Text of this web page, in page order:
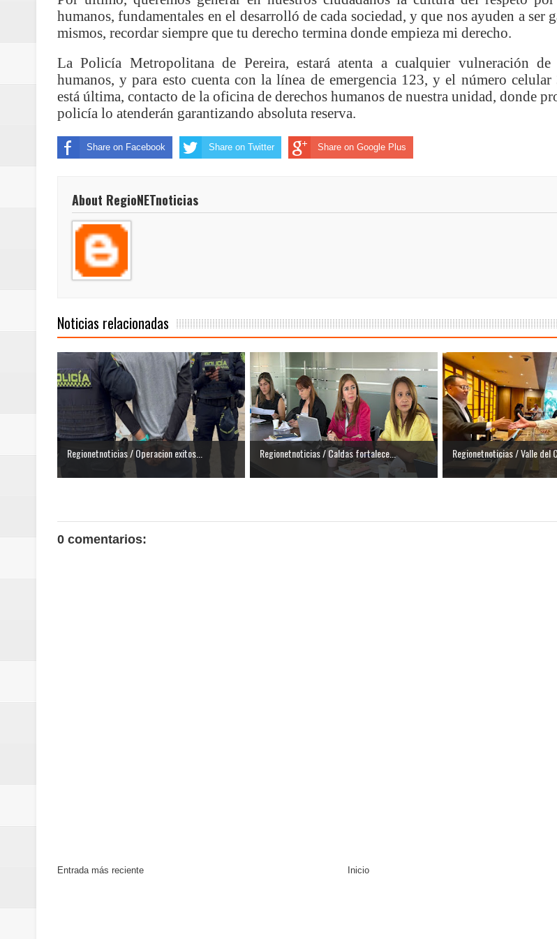
posesión presidencial
Regionetnoticias / La Alcaldía de Pereira continúa renovando espacios
atención
Regionetnoticias / Agua potable transforma la vida de 68 estudiantes rurales en
Caldas
Vallecaucana
humanos, fundamentales en el desarrolló de cada sociedad, y que nos ayuden a ser
mismos, recordar siempre que tu derecho termina donde empieza mi derecho.
La Policía Metropolitana de Pereira, estará atenta a cualquier vulneración de
humanos, y para esto cuenta con la línea de emergencia 123, y el número celular
está última, contacto de la oficina de derechos humanos de nuestra unidad, donde
policía lo atenderán garantizando absoluta reserva.
Share on Facebook Share on Twitter Share on Google Plus
About RegioNETnoticias
Noticias relacionadas
Regionetnoticias / Operacion exitos... Regionetnoticias / Caldas fortalece... Regionetnoticias / Valle del
0 comentarios:
Entrada más reciente Inicio